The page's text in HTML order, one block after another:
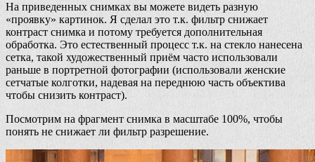
На приведенных снимках вы можете видеть разную
«проявку» картинок. Я сделал это т.к. фильтр снижает
контраст снимка и потому требуется дополнительная
обработка. Это естественный процесс т.к. на стекло нанесена
сетка, такой художественный приём часто использовали
раньше в портретной фотографии (использовали женские
сетчатые колготки, надевая на переднюю часть объектива
чтобы снизить контраст).
Посмотрим на фрагмент снимка в масштабе 100%, чтобы
понять не снижает ли фильтр разрешение.